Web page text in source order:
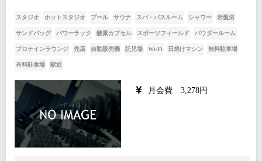
スタジオ ホットスタジオ プール サウナ スパ・バスルーム シャワー 岩盤浴
サンドバッグ パワーラック 酸素カプセル スポーツフィールド パウダールーム
プロテインラウンジ 売店 自動販売機 託児場 Wi-Fi 日焼けマシン 無料駐車場
有料駐車場 駅近
月会費 3,278円